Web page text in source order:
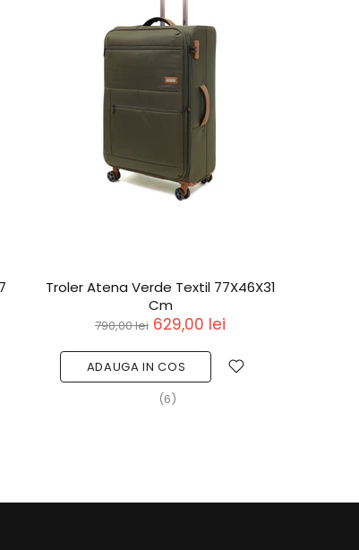
Troler Atena Verde Textil 77X46X31
Cm
790,00 lei 629,00 lei
ADAUGA IN COS
(6)